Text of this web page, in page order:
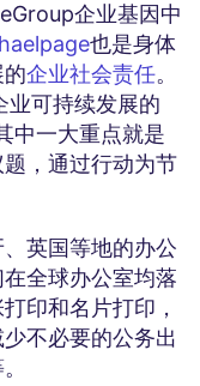
企业基因中
也是身体
企业社会责任。
业可持续发展的
中一大重点就是
，通过行动为节
英国等地的办公
全球办公室均落
印和名片打印，
不必要的公务出